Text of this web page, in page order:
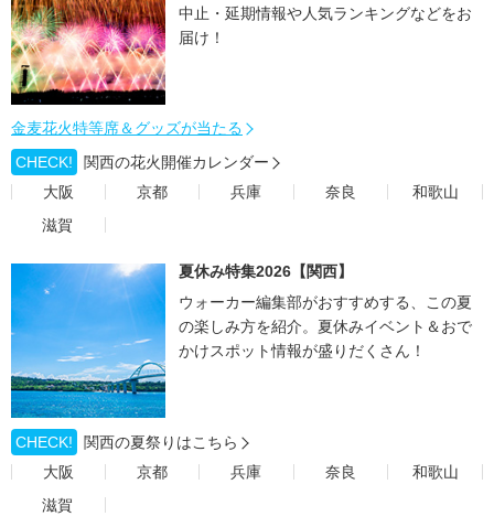
中止・延期情報や人気ランキングなどをお
届け！
金麦花火特等席＆グッズが当たる
CHECK!
関西の花火開催カレンダー
大阪
京都 兵庫 奈良
和歌山
滋賀
夏休み特集2026【関西】
ウォーカー編集部がおすすめする、この夏
の楽しみ方を紹介。夏休みイベント＆おで
かけスポット情報が盛りだくさん！
CHECK!
関西の夏祭りはこちら
大阪
京都 兵庫 奈良
和歌山
滋賀